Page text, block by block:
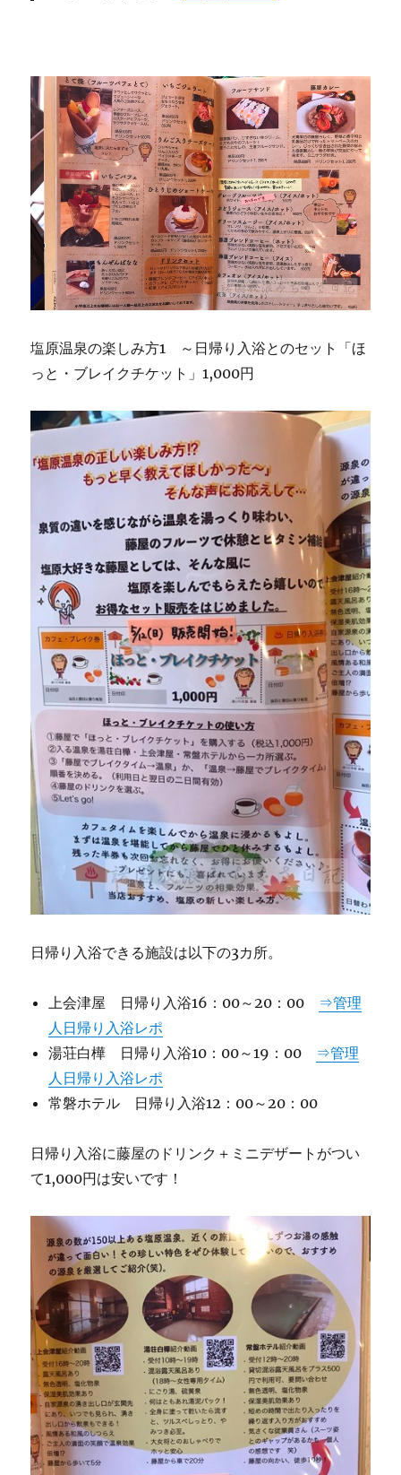
塩原温泉の楽しみ方1 ～日帰り入浴とのセット「ほ
っと・ブレイクチケット」1,000円
日帰り入浴できる施設は以下の3カ所。
上会津屋 日帰り入浴16：00～20：00 ⇒管理
人日帰り入浴レポ
湯荘白樺 日帰り入浴10：00～19：00 ⇒管理
人日帰り入浴レポ
常磐ホテル 日帰り入浴12：00～20：00
日帰り入浴に藤屋のドリンク＋ミニデザートがつい
て1,000円は安いです！